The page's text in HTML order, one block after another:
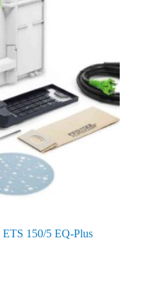
ETS 150/5 EQ-Plus